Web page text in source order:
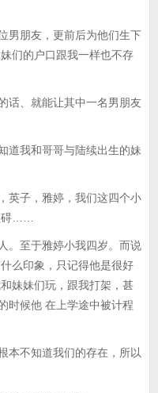
朋友，更前后为他们生下
们的户口跟我一样也不存
、就能让其中一名男朋友
我和哥哥与陆续出生的妹
子，雅婷，我们这四个小
碍……
至于雅婷小我四岁。而说
么印象，只记得他是很好
妹妹们玩，跟我打架，甚
时候他 在上学途中被计程
不知道我们的存在，所以